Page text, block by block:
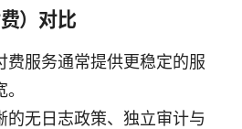
）对比
费服务通常提供更稳定的服
的无日志政策、独立审计与